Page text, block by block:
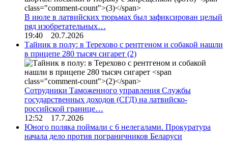
В июле в латвийских тюрьмах был зафиксирован целый
ряд изобретательных…
19:40 20.7.2026
Тайник в полу: в Терехово с рентгеном и собакой нашли
в прицепе 280 тысяч сигарет (2)
Сотрудники Таможенного управления Службы
государственных доходов (СГД) на латвийско-
российской границе…
12:52 17.7.2026
Юного поляка поймали с 6 нелегалами. Прокуратура
начала дело против пограничников Беларуси